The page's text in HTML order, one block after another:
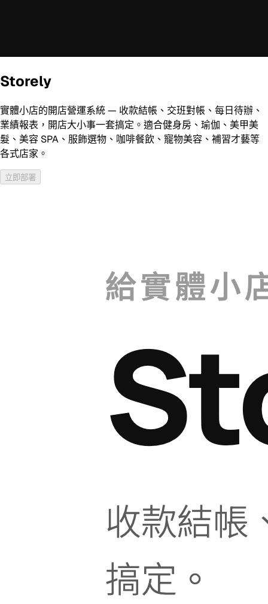
Storely
實體小店的開店營運系統 — 收款結帳、交班對帳、每日待辦、
業績報表，開店大小事一套搞定。適合健身房、瑜伽、美甲美
髮、美容 SPA、服飾選物、咖啡餐飲、寵物美容、補習才藝等
各式店家。
立即部署